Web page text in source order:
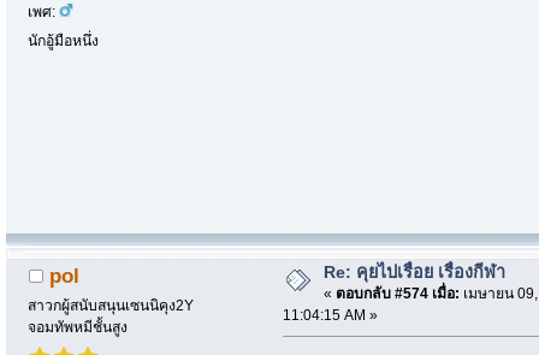
เพศ:
นักอู้มือหนึ่ง
pol
สาวกผู้สนับสนุนเซนนิคุง2Y
จอมทัพหมีชั้นสูง
Re: คุยไปเรื่อย เรื่องกีฬา
« ตอบกลับ #574 เมื่อ: เมษายน
11:04:15 AM »